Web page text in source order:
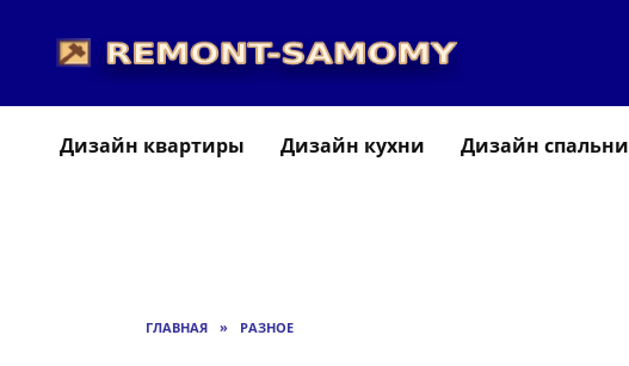
содержанию
Дизайн квартиры Дизайн кухни Дизайн спальни
ГЛАВНАЯ » РАЗНОЕ